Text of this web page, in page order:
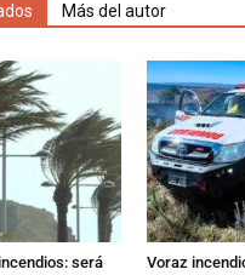
Más del autor
será
Voraz